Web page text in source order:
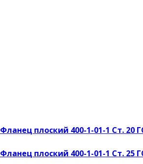
Фланец плоский 400-1-01-1 Ст. 20
Фланец плоский 400-1-01-1 Ст. 25